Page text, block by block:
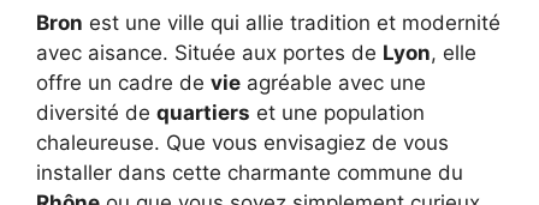
Bron est une ville qui allie tradition et modernité
avec aisance. Située aux portes de Lyon, elle
offre un cadre de vie agréable avec une
diversité de quartiers et une population
chaleureuse. Que vous envisagiez de vous
installer dans cette charmante commune du